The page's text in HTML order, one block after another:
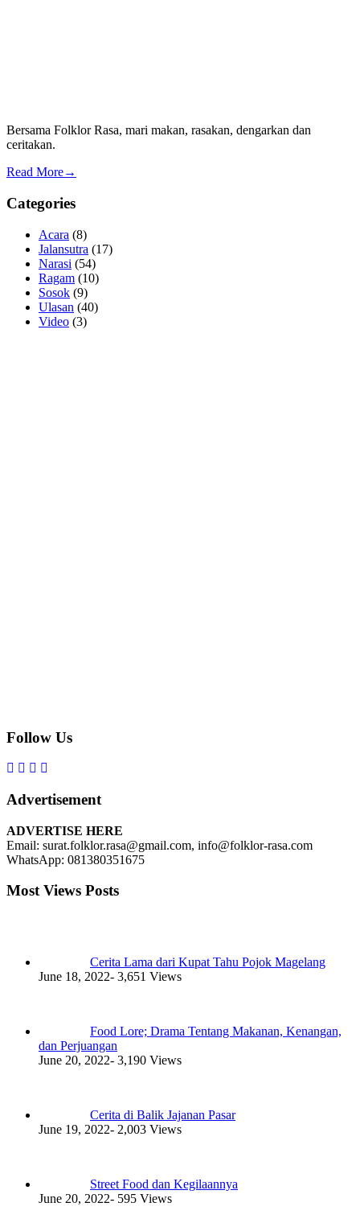
Bersama Folklor Rasa, mari makan, rasakan, dengarkan dan
ceritakan.
Read More→
Categories
Acara (8)
Jalansutra (17)
Narasi (54)
Ragam (10)
Sosok (9)
Ulasan (40)
Video (3)
Follow Us
Advertisement
ADVERTISE HERE
Email: surat.folklor.rasa@gmail.com, info@folklor-rasa.com
WhatsApp: 081380351675
Most Views Posts
Cerita Lama dari Kupat Tahu Pojok Magelang
June 18, 2022- 3,651 Views
Food Lore; Drama Tentang Makanan, Kenangan,
dan Perjuangan
June 20, 2022- 3,190 Views
Cerita di Balik Jajanan Pasar
June 19, 2022- 2,003 Views
Street Food dan Kegilaannya
June 20, 2022- 595 Views